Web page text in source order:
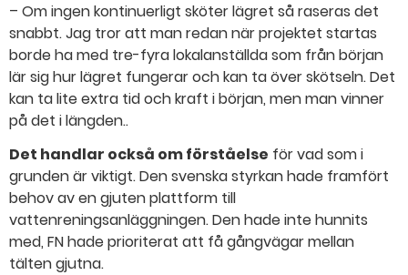
– Om ingen kontinuerligt sköter lägret så raseras det
snabbt. Jag tror att man redan när projektet startas
borde ha med tre-fyra lokalanställda som från början
lär sig hur lägret fungerar och kan ta över skötseln. Det
kan ta lite extra tid och kraft i början, men man vinner
på det i längden..
Det handlar också om förståelse för vad som i
grunden är viktigt. Den svenska styrkan hade framfört
behov av en gjuten plattform till
vattenreningsanläggningen. Den hade inte hunnits
med, FN hade prioriterat att få gångvägar mellan
tälten gjutna.